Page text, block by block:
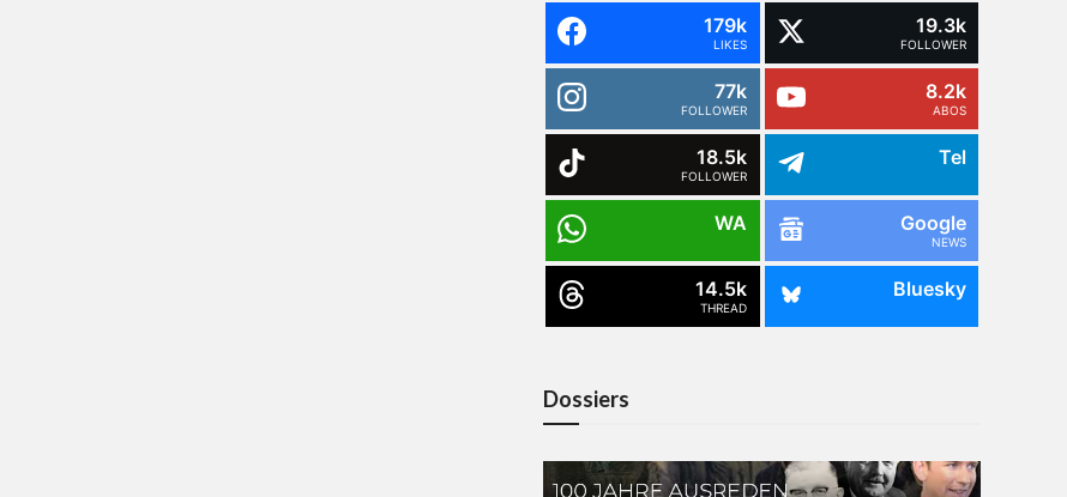
179k
LIKES
19.3k
FOLLOWER
77k
FOLLOWER
8.2k
ABOS
18.5k
FOLLOWER
Tel
WA Google
NEWS
14.5k
THREAD
Bluesky
Dossiers